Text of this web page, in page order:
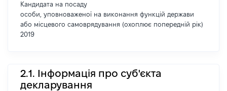
Кандидата на посаду
особи, уповноваженої на виконання функцій держави
або місцевого самоврядування (охоплює попередній рік)
2019
2.1. Інформація про суб'єкта
декларування